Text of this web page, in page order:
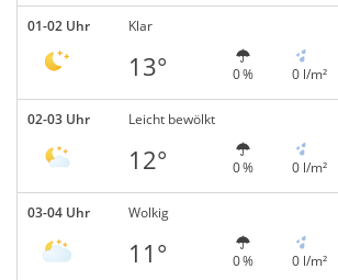
01-02 Uhr Klar
13° 0 % 0 l/m²
02-03 Uhr Leicht bewölkt
12° 0 % 0 l/m²
03-04 Uhr Wolkig
11° 0 % 0 l/m²